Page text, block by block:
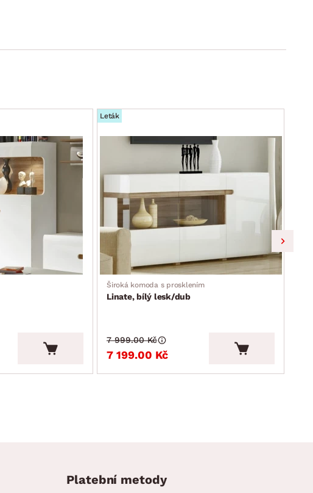
Leták
Široká komoda s prosklením
Linate, bílý lesk/dub
7 199.00 Kč
7 999.00 Kč
Platební metody